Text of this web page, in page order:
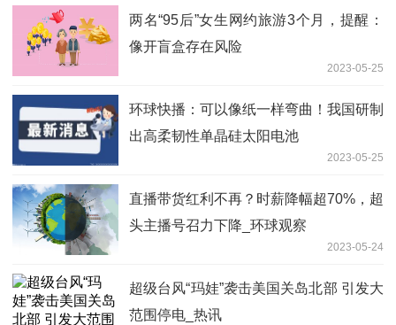
两名“95后”女生网约旅游3个月，提醒：
像开盲盒存在风险
2023-05-25
环球快播：可以像纸一样弯曲！我国研制
出高柔韧性单晶硅太阳电池
2023-05-25
直播带货红利不再？时薪降幅超70%，超
头主播号召力下降_环球观察
2023-05-24
超级台风“玛娃”袭击美国关岛北部 引发大
范围停电_热讯